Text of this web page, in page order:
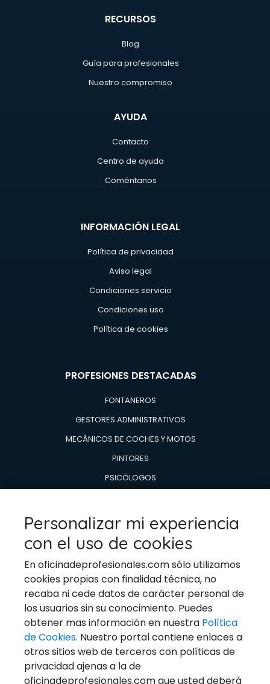
RECURSOS
Blog
Guía para profesionales
Nuestro compromiso
AYUDA
Contacto
Centro de ayuda
Coméntanos
INFORMACIÓN LEGAL
Política de privacidad
Aviso legal
Condiciones servicio
Condiciones uso
Política de cookies
PROFESIONES DESTACADAS
FONTANEROS
GESTORES ADMINISTRATIVOS
MECÁNICOS DE COCHES Y MOTOS
PINTORES
PSICÓLOGOS
TÉCNICOS EN REPARACIÓN DE
ELECTRODOMESTICOS
VETERINARIOS
Ponerse En Contacto
Email: general@oficinadeprofesionales.com
Redes Sociales
Personalizar mi experiencia
con el uso de cookies
En oficinadeprofesionales.com sólo utilizamos
cookies propias con finalidad técnica, no
recaba ni cede datos de carácter personal de
los usuarios sin su conocimiento. Puedes
obtener mas información en nuestra Política
de Cookies. Nuestro portal contiene enlaces a
otros sitios web de terceros con políticas de
privacidad ajenas a la de
oficinadeprofesionales.com que usted deberá